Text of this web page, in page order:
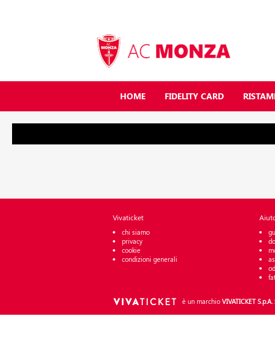
HOME FIDELITY CARD
Vivaticket
chi siamo
privacy
cookie
condizioni generali
è un marchio VIVATICKET